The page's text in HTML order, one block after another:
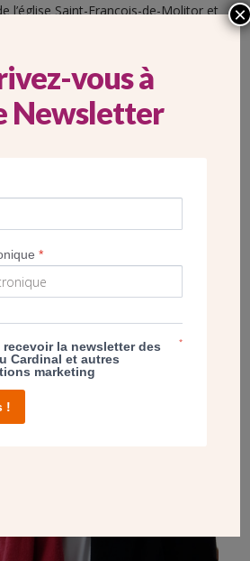
l’église Saint-François-de-Molitor et
vous à
Newsletter
*
la newsletter des
Cardinal et autres
marketing
*
!
×